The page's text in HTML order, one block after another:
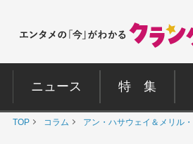
ニュース 特 集
TOP コラム アン・ハサウェイ＆メリル